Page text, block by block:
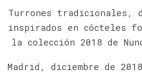
Turrones tradicionales,
inspirados en cócteles
la colección 2018 de
Madrid, diciembre de